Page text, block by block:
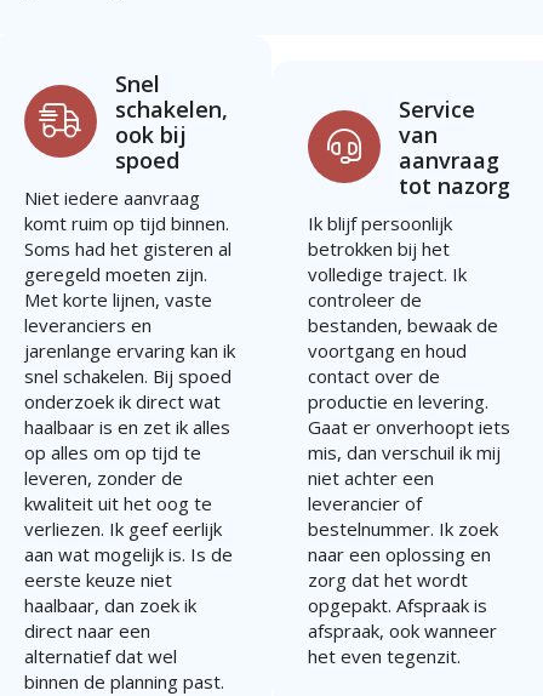
Snel
schakelen,
ook bij
spoed
Niet iedere aanvraag
komt ruim op tijd binnen.
Soms had het gisteren al
geregeld moeten zijn.
Met korte lijnen, vaste
leveranciers en
jarenlange ervaring kan ik
snel schakelen. Bij spoed
onderzoek ik direct wat
haalbaar is en zet ik alles
op alles om op tijd te
leveren, zonder de
kwaliteit uit het oog te
verliezen. Ik geef eerlijk
aan wat mogelijk is. Is de
eerste keuze niet
haalbaar, dan zoek ik
direct naar een
alternatief dat wel
binnen de planning past.
Service
van
aanvraag
tot nazorg
Ik blijf persoonlijk
betrokken bij het
volledige traject. Ik
controleer de
bestanden, bewaak de
voortgang en houd
contact over de
productie en levering.
Gaat er onverhoopt iets
mis, dan verschuil ik mij
niet achter een
leverancier of
bestelnummer. Ik zoek
naar een oplossing en
zorg dat het wordt
opgepakt. Afspraak is
afspraak, ook wanneer
het even tegenzit.